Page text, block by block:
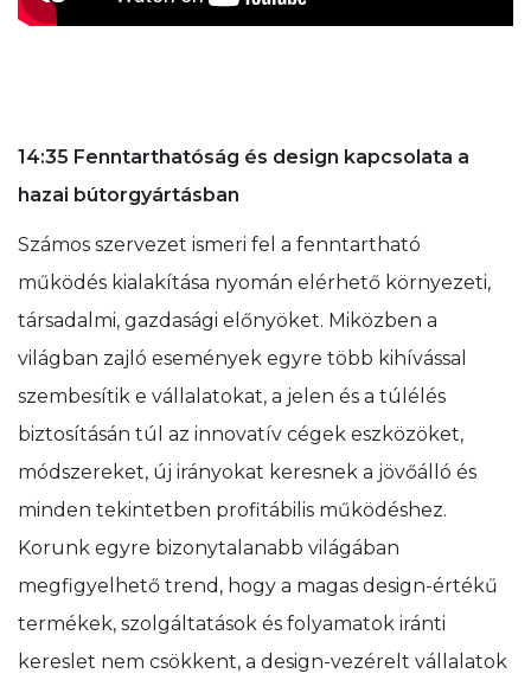
14:35 Fenntarthatóság és design kapcsolata a
hazai bútorgyártásban
Számos szervezet ismeri fel a fenntartható
működés kialakítása nyomán elérhető környezeti,
társadalmi, gazdasági előnyöket. Miközben a
világban zajló események egyre több kihívással
szembesítik e vállalatokat, a jelen és a túlélés
biztosításán túl az innovatív cégek eszközöket,
módszereket, új irányokat keresnek a jövőálló és
minden tekintetben profitábilis működéshez.
Korunk egyre bizonytalanabb világában
megfigyelhető trend, hogy a magas design-értékű
termékek, szolgáltatások és folyamatok iránti
kereslet nem csökkent, a design-vezérelt vállalatok